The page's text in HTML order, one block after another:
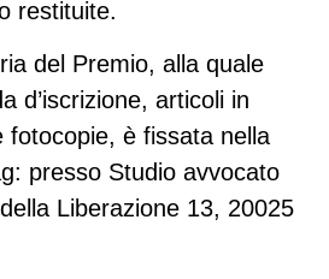
restituite.
del Premio, alla quale
d’iscrizione, articoli in
fotocopie, è fissata nella
presso Studio avvocato
Liberazione 13, 20025